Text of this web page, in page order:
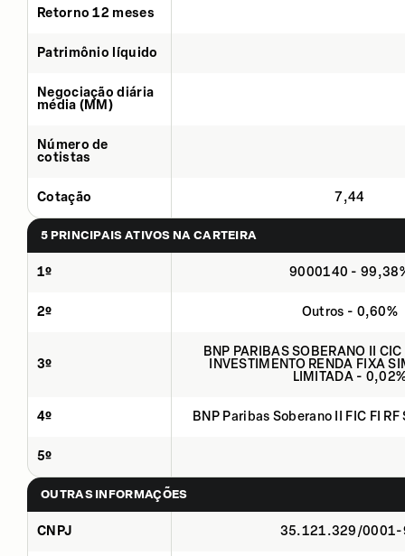
Retorno 12 meses
Patrimônio líquido
Negociação diária
média (MM)
Número de
cotistas
Cotação 7,44
5 PRINCIPAIS ATIVOS NA CARTEIRA
1º 9000140 -
2º Outros - 0,60%
3º
BNP PARIBAS SOBERANO II
INVESTIMENTO RENDA FIXA
LIMITADA -
4º BNP Paribas Soberano II FIC FI
5º
OUTRAS INFORMAÇÕES
CNPJ 35.121.329/0001-